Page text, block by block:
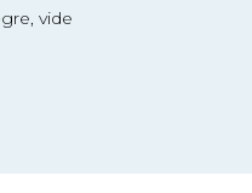
vide